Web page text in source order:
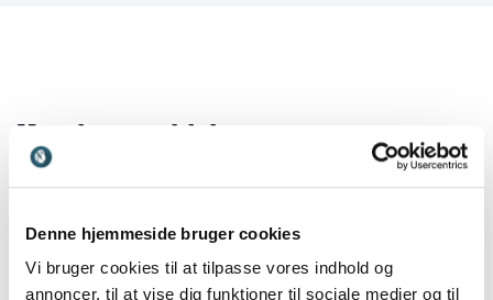
Denne hjemmeside bruger cookies
Vi bruger cookies til at tilpasse vores indhold og
annoncer, til at vise dig funktioner til sociale medier og til
Kundeanmeldelser
nogle super pointer - og fint med lidt forskning bag.
Han var også rigtig spændende at tale med i vores